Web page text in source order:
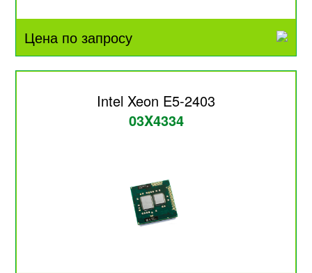
Цена по запросу
Intel Xeon E5-2403
03X4334